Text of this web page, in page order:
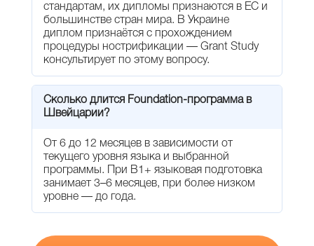
стандартам, их дипломы признаются в ЕС и
большинстве стран мира. В Украине
диплом признаётся с прохождением
процедуры нострификации — Grant Study
консультирует по этому вопросу.
Сколько длится Foundation-программа в
Швейцарии?
От 6 до 12 месяцев в зависимости от
текущего уровня языка и выбранной
программы. При B1+ языковая подготовка
занимает 3–6 месяцев, при более низком
уровне — до года.